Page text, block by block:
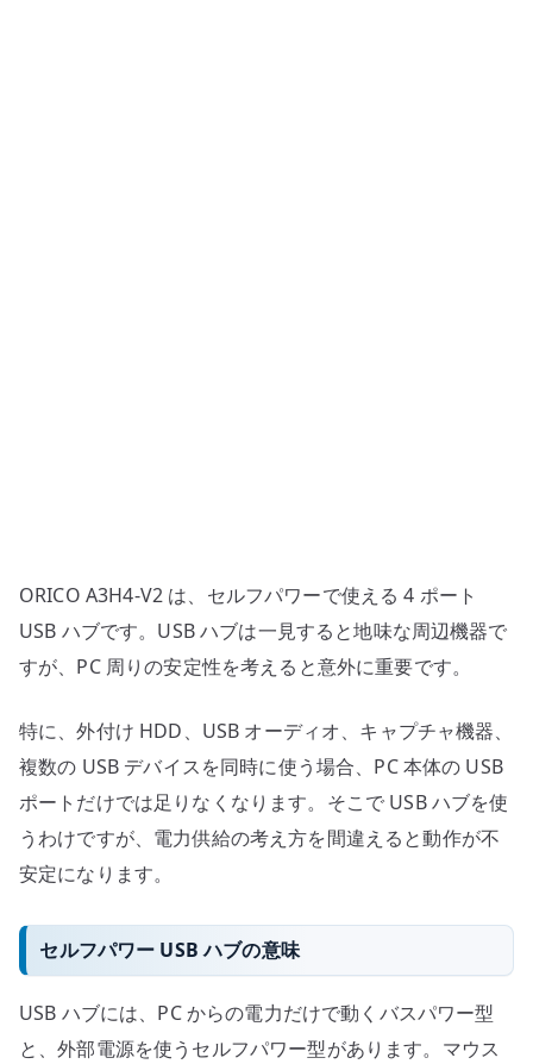
ト
USB
ハ
へ
の
ORICO A3H4-V2 は、セルフパワーで使える 4 ポート
USB ハブです。USB ハブは一見すると地味な周辺機器で
すが、PC 周りの安定性を考えると意外に重要です。
特に、外付け HDD、USB オーディオ、キャプチャ機器、
複数の USB デバイスを同時に使う場合、PC 本体の USB
ポートだけでは足りなくなります。そこで USB ハブを使
うわけですが、電力供給の考え方を間違えると動作が不
安定になります。
セルフパワー USB ハブの意味
USB ハブには、PC からの電力だけで動くバスパワー型
と、外部電源を使うセルフパワー型があります。マウス